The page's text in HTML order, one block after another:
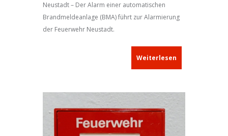
Neustadt – Der Alarm einer automatischen
Brandmeldeanlage (BMA) führt zur Alarmierung
der Feuerwehr Neustadt.
Weiterlesen